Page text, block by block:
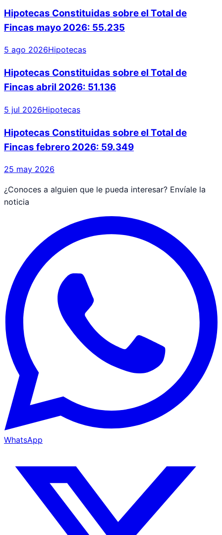
Hipotecas Constituidas sobre el Total de
Fincas mayo 2026: 55.235
5 ago 2026Hipotecas
Hipotecas Constituidas sobre el Total de
Fincas abril 2026: 51.136
5 jul 2026Hipotecas
Hipotecas Constituidas sobre el Total de
Fincas febrero 2026: 59.349
25 may 2026
¿Conoces a alguien que le pueda interesar? Envíale la
noticia
WhatsApp